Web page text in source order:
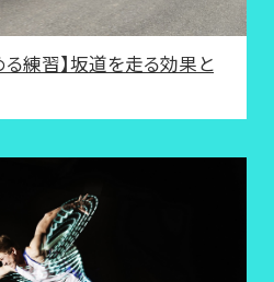
る練習】坂道を走る効果と